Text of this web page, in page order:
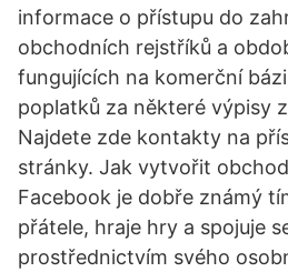
informace o přístupu do
obchodních rejstříků a
fungujících na komerční
poplatků za některé výpisy
Najdete zde kontakty na
stránky. Jak vytvořit
Facebook je dobře známý
přátele, hraje hry a spojuje
prostřednictvím svého